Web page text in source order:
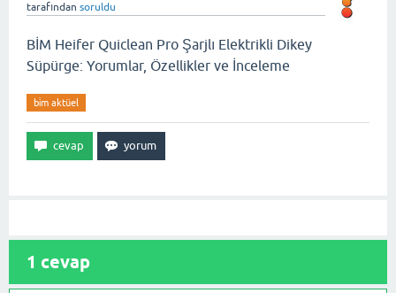
tarafından soruldu
BİM Heifer Quiclean Pro Şarjlı Elektrikli Dikey
Süpürge: Yorumlar, Özellikler ve İnceleme
bi̇m aktüel
1 cevap